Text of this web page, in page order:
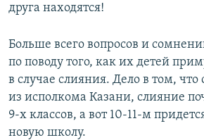
друга находятся!
Больше всего вопросов и
по поводу того, как их детей
в случае слияния. Дело в том, что
из исполкома Казани, слияние
9-х классов, а вот 10-11-м
новую школу.